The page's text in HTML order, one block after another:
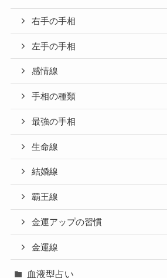
右手の手相
左手の手相
感情線
手相の種類
最強の手相
生命線
結婚線
覇王線
金運アップの習慣
金運線
血液型占い